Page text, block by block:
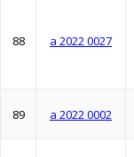
88 a 2022 0027
89 a 2022 0002